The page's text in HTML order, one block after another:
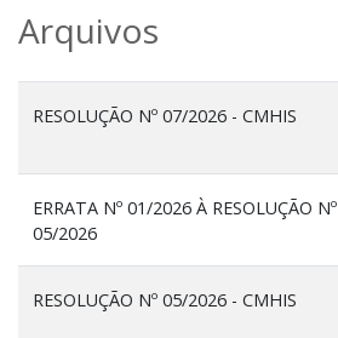
Arquivos
RESOLUÇÃO Nº 07/2026 - CMHIS
ERRATA Nº 01/2026 À RESOLUÇÃO Nº
05/2026
RESOLUÇÃO Nº 05/2026 - CMHIS